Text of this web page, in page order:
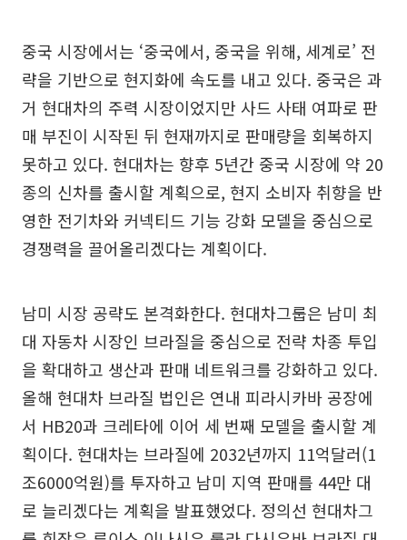
중국 시장에서는 ‘중국에서, 중국을 위해, 세계로’ 전
략을 기반으로 현지화에 속도를 내고 있다. 중국은 과
거 현대차의 주력 시장이었지만 사드 사태 여파로 판
매 부진이 시작된 뒤 현재까지로 판매량을 회복하지
못하고 있다. 현대차는 향후 5년간 중국 시장에 약 20
종의 신차를 출시할 계획으로, 현지 소비자 취향을 반
영한 전기차와 커넥티드 기능 강화 모델을 중심으로
경쟁력을 끌어올리겠다는 계획이다.
남미 시장 공략도 본격화한다. 현대차그룹은 남미 최
대 자동차 시장인 브라질을 중심으로 전략 차종 투입
을 확대하고 생산과 판매 네트워크를 강화하고 있다.
올해 현대차 브라질 법인은 연내 피라시카바 공장에
서 HB20과 크레타에 이어 세 번째 모델을 출시할 계
획이다. 현대차는 브라질에 2032년까지 11억달러(1
조6000억원)를 투자하고 남미 지역 판매를 44만 대
로 늘리겠다는 계획을 발표했었다. 정의선 현대차그